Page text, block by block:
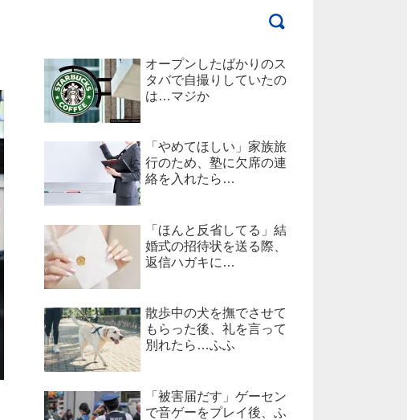
オープンしたばかりのス
タバで自撮りしていたの
は…マジか
「やめてほしい」家族旅
行のため、塾に欠席の連
絡を入れたら…
「ほんと反省してる」結
婚式の招待状を送る際、
返信ハガキに…
散歩中の犬を撫でさせて
もらった後、礼を言って
別れたら…ふふ
「被害届だす」ゲーセン
で音ゲーをプレイ後、ふ